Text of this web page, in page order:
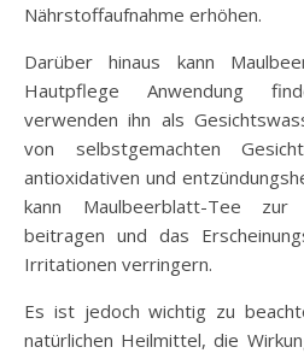
Nährstoffaufnahme erhöhen.
Darüber hinaus kann
Hautpflege Anwendung
verwenden ihn als
von selbstgemachten
antioxidativen und
kann Maulbeerblatt-Tee
beitragen und das
Irritationen verringern.
Es ist jedoch wichtig zu
natürlichen Heilmittel, die